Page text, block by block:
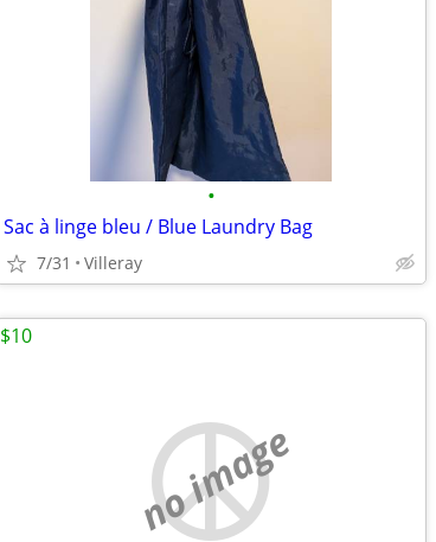
•
Sac à linge bleu / Blue Laundry Bag
7/31 Villeray
no image
$10